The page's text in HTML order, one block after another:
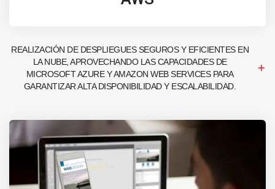
REALIZACIÓN DE DESPLIEGUES SEGUROS Y EFICIENTES EN
LA NUBE, APROVECHANDO LAS CAPACIDADES DE
MICROSOFT AZURE Y AMAZON WEB SERVICES PARA
GARANTIZAR ALTA DISPONIBILIDAD Y ESCALABILIDAD.